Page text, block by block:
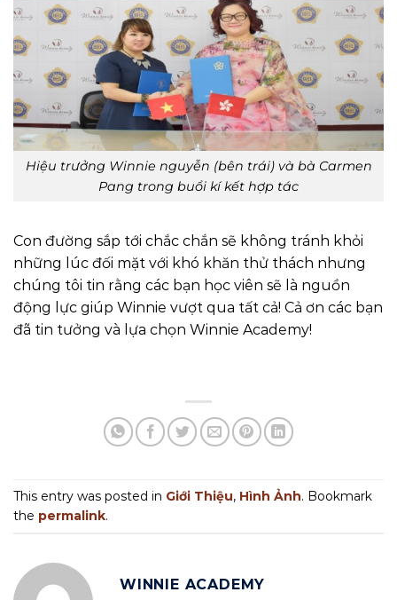
Hiệu trưởng Winnie nguyễn (bên trái) và bà Carmen
Pang trong buổi kí kết hợp tác
Con đường sắp tới chắc chắn sẽ không tránh khỏi
những lúc đối mặt với khó khăn thử thách nhưng
chúng tôi tin rằng các bạn học viên sẽ là nguồn
động lực giúp Winnie vượt qua tất cả! Cả ơn các bạn
đã tin tưởng và lựa chọn Winnie Academy!
This entry was posted in Giới Thiệu, Hình Ảnh. Bookmark
the permalink.
WINNIE ACADEMY